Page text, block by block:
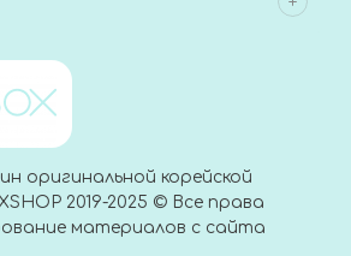
оригинальной корейской
2019-2025 © Все права
материалов с сайта